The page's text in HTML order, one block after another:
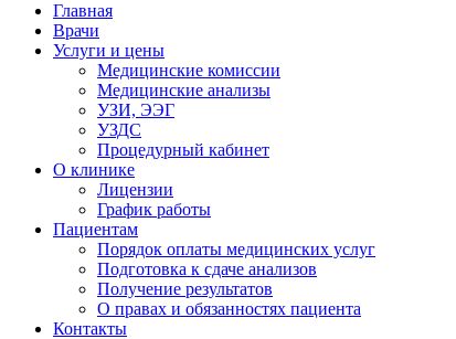
Главная
Врачи
Услуги и цены
Медицинские комиссии
Медицинские анализы
УЗИ, ЭЭГ
УЗДС
Процедурный кабинет
О клинике
Лицензии
График работы
Пациентам
Порядок оплаты медицинских услуг
Подготовка к сдаче анализов
Получение результатов
О правах и обязанностях пациента
Контакты